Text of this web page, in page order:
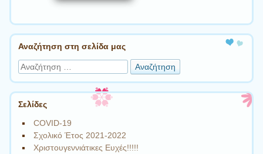
Αναζήτηση στη σελίδα μας
Αναζήτηση
Σελίδες
COVID-19
Σχολικό Έτος 2021-2022
Χριστουγεννιάτικες Ευχές!!!!!